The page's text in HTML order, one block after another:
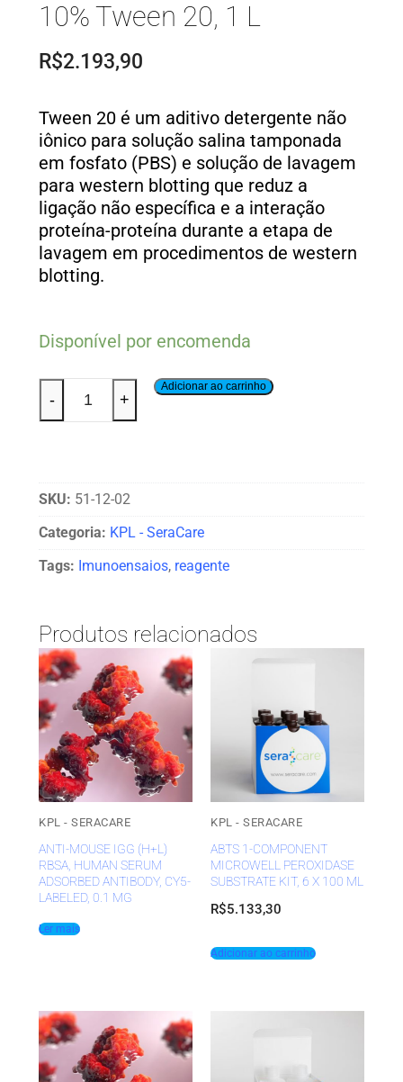
10% Tween 20, 1 L
R$2.193,90
Tween 20 é um aditivo detergente não
iônico para solução salina tamponada
em fosfato (PBS) e solução de lavagem
para western blotting que reduz a
ligação não específica e a interação
proteína-proteína durante a etapa de
lavagem em procedimentos de western
blotting.
Disponível por encomenda
- +
Adicionar ao carrinho
SKU: 51-12-02
Categoria: KPL - SeraCare
Tags: Imunoensaios, reagente
Produtos relacionados
KPL - SERACARE
ANTI-MOUSE IGG (H+L)
RBSA, HUMAN SERUM
ADSORBED ANTIBODY, CY5-
LABELED, 0.1 MG
Ler mais
KPL - SERACARE
ABTS 1-COMPONENT
MICROWELL PEROXIDASE
SUBSTRATE KIT, 6 X 100 ML
R$5.133,30
Adicionar ao carrinho